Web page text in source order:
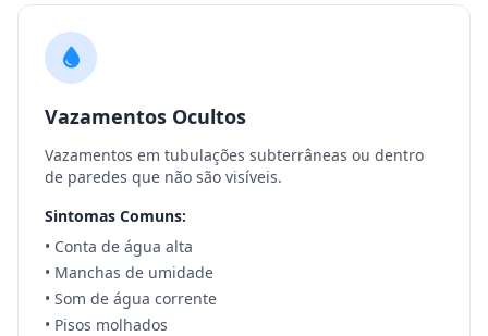
Vazamentos Ocultos
Vazamentos em tubulações subterrâneas ou dentro
de paredes que não são visíveis.
Sintomas Comuns:
• Conta de água alta
• Manchas de umidade
• Som de água corrente
• Pisos molhados